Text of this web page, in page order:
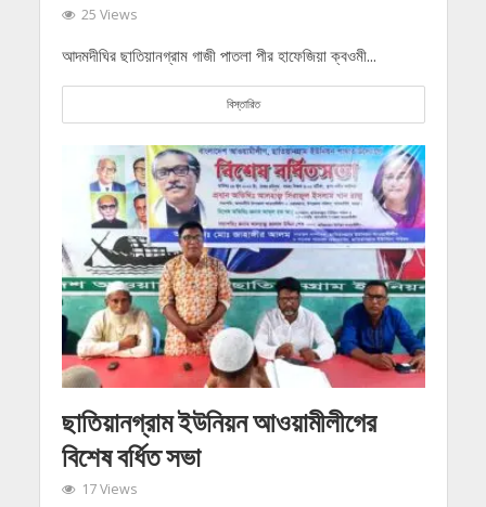
25 Views
আদমদীঘির ছাতিয়ানগ্রাম গাজী পাতলা পীর হাফেজিয়া ক্বওমী...
বিস্তারিত
ছাতিয়ানগ্রাম ইউনিয়ন আওয়ামীলীগের
বিশেষ বর্ধিত সভা
17 Views